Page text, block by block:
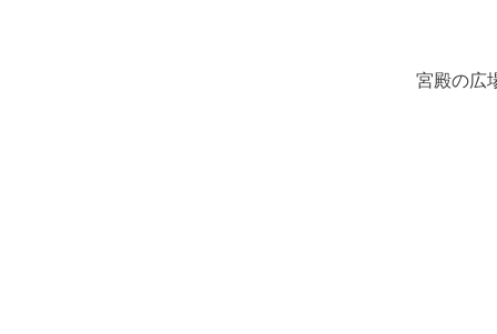
宮殿の広